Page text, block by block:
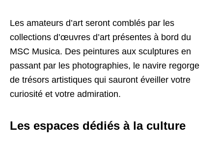
Les amateurs d’art seront comblés par les
collections d’œuvres d’art présentes à bord du
MSC Musica. Des peintures aux sculptures en
passant par les photographies, le navire regorge
de trésors artistiques qui sauront éveiller votre
curiosité et votre admiration.
Les espaces dédiés à la culture